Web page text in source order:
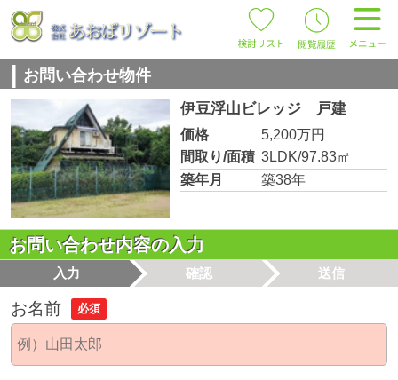
お問い合わせ物件
伊豆浮山ビレッジ 戸建
価格
5,200万円
間取り/面積 3LDK/97.83㎡
築年月
築38年
お問い合わせ内容の入力
入力 確認 送信
お名前 必須